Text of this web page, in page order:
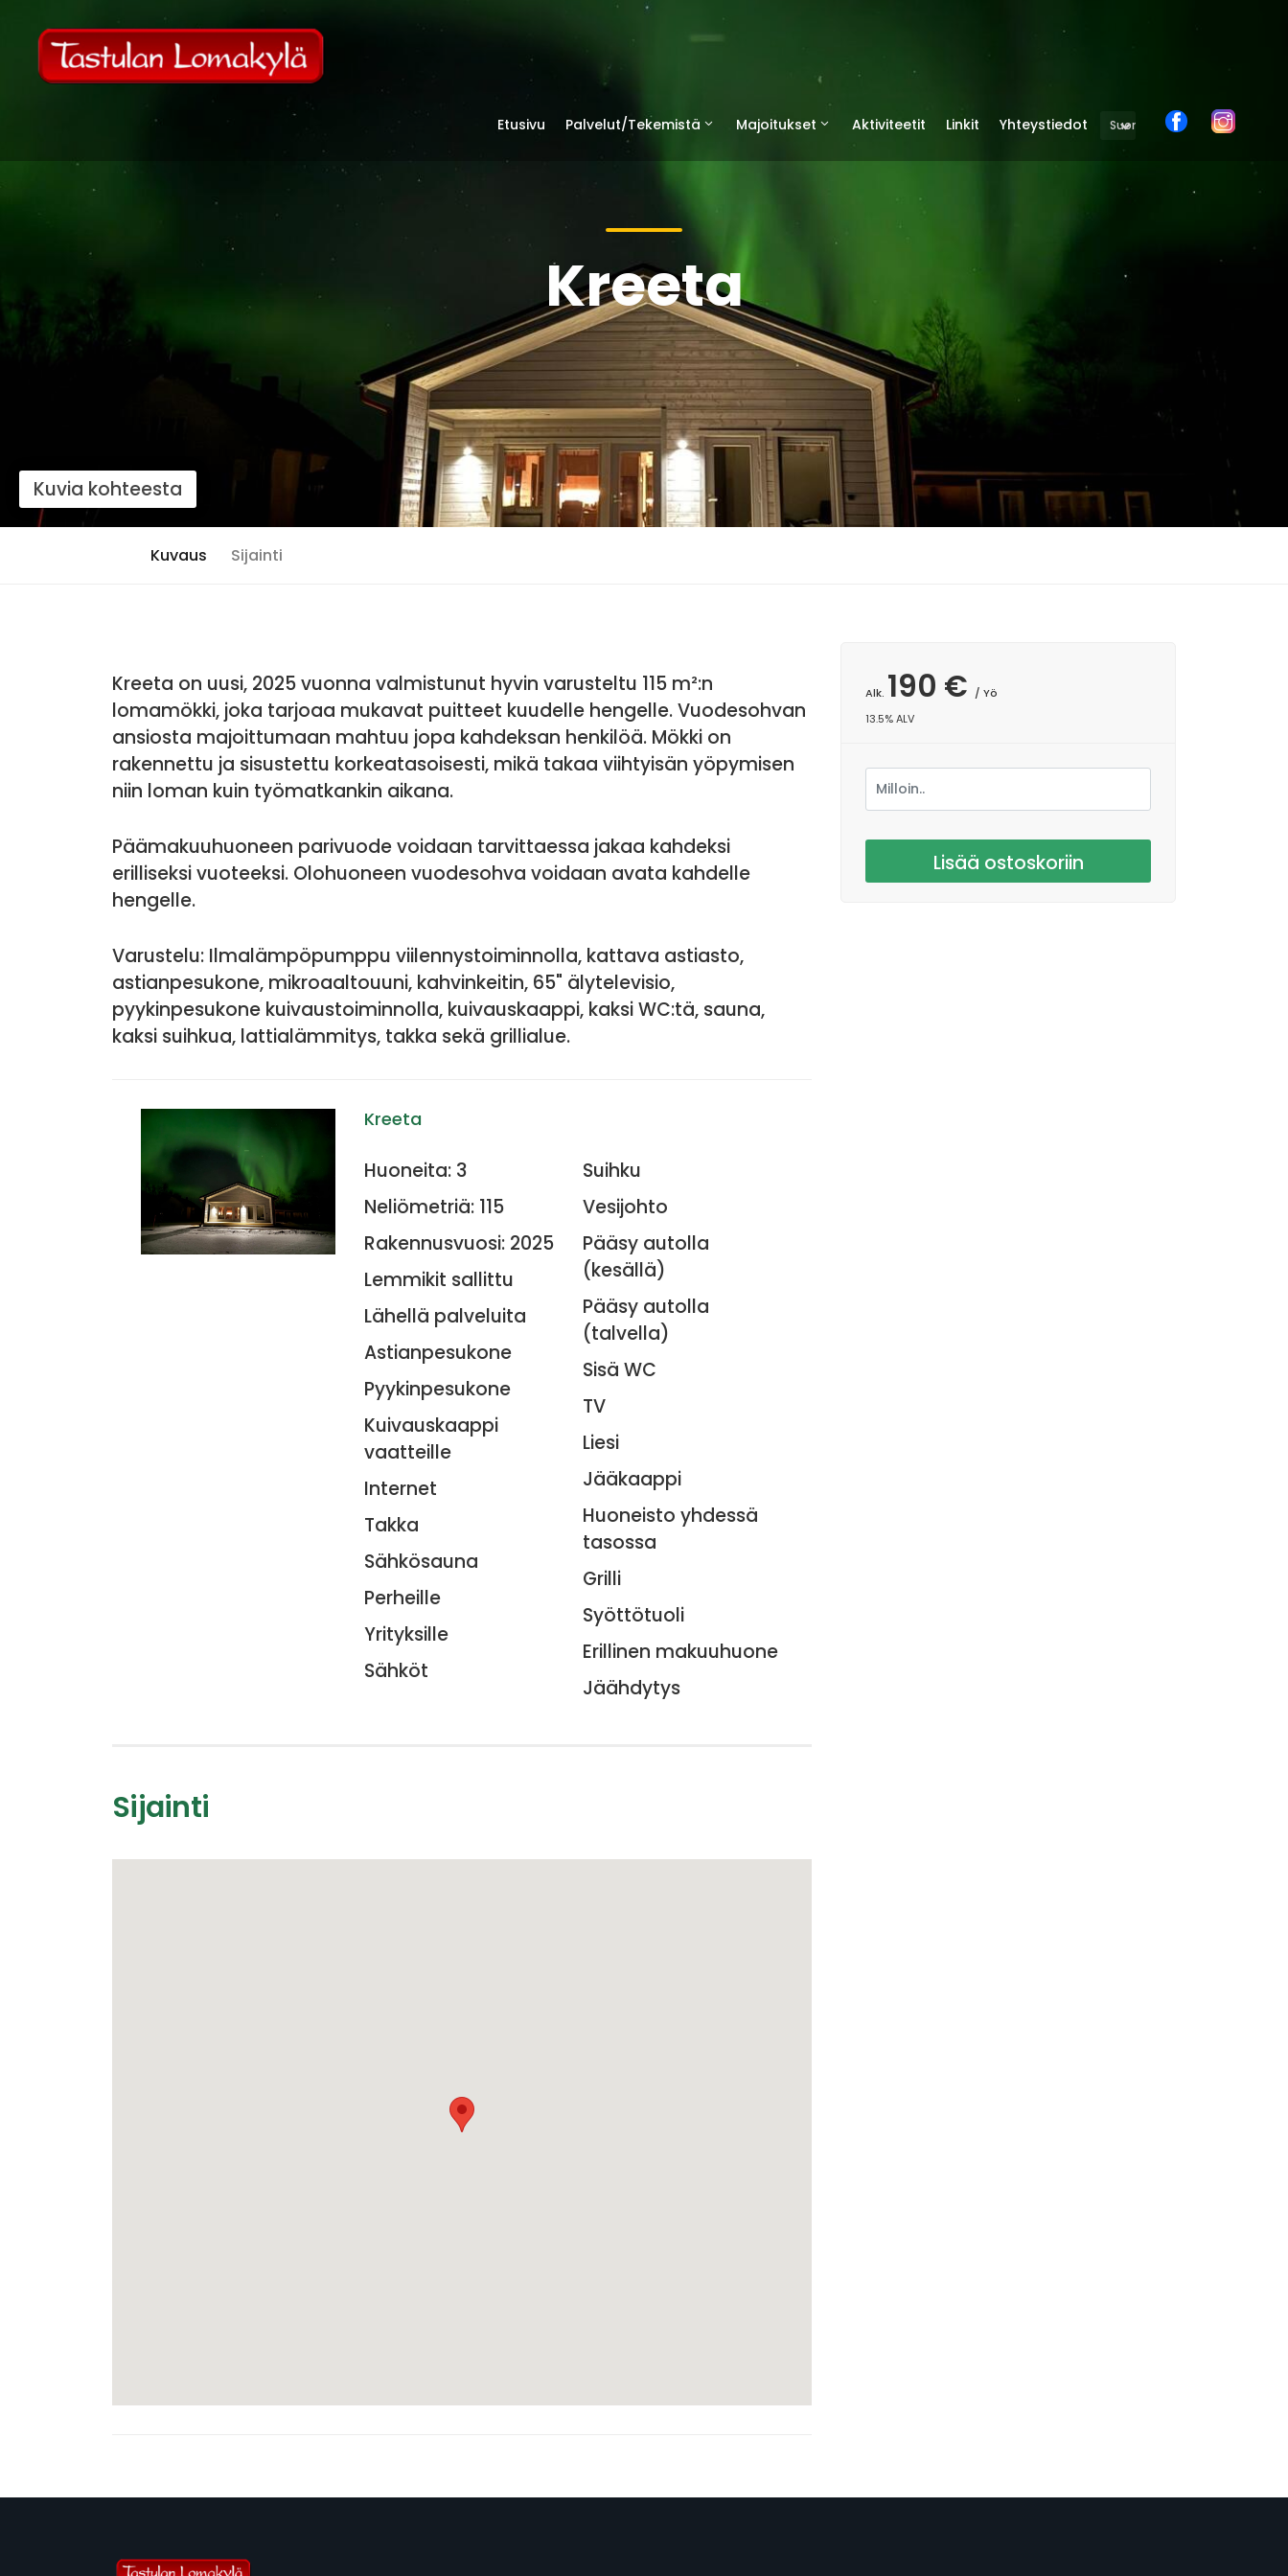
Kreeta
Kuvia kohteesta
Kuvaus Sijainti
Kreeta on uusi, 2025 vuonna valmistunut hyvin varusteltu 115 m²:n
lomamökki, joka tarjoaa mukavat puitteet kuudelle hengelle. Vuodesohvan
ansiosta majoittumaan mahtuu jopa kahdeksan henkilöä. Mökki on
rakennettu ja sisustettu korkeatasoisesti, mikä takaa viihtyisän yöpymisen
niin loman kuin työmatkankin aikana.
Päämakuuhuoneen parivuode voidaan tarvittaessa jakaa kahdeksi
erilliseksi vuoteeksi. Olohuoneen vuodesohva voidaan avata kahdelle
hengelle.
Varustelu: Ilmalämpöpumppu viilennystoiminnolla, kattava astiasto,
astianpesukone, mikroaaltouuni, kahvinkeitin, 65" älytelevisio,
pyykinpesukone kuivaustoiminnolla, kuivauskaappi, kaksi WC:tä, sauna,
kaksi suihkua, lattialämmitys, takka sekä grillialue.
Kreeta
Huoneita: 3
Neliömetriä: 115
Rakennusvuosi: 2025
Lemmikit sallittu
Lähellä palveluita
Astianpesukone
Pyykinpesukone
Kuivauskaappi
vaatteille
Internet
Takka
Sähkösauna
Perheille
Yrityksille
Sähköt
Suihku
Vesijohto
Pääsy autolla
(kesällä)
Pääsy autolla
(talvella)
Sisä WC
TV
Liesi
Jääkaappi
Huoneisto yhdessä
tasossa
Grilli
Syöttötuoli
Erillinen makuuhuone
Jäähdytys
Sijainti
Alk. 190 € / Yö
13.5% ALV
Etusivu Palvelut/Tekemistä Majoitukset Aktiviteetit Linkit Yhteystiedot